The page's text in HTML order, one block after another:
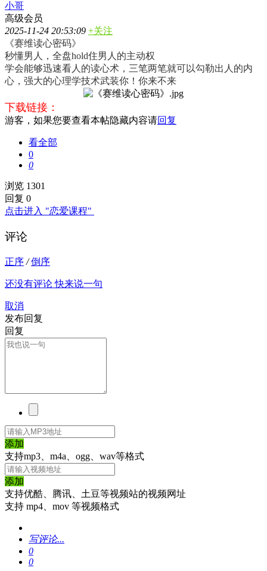
小哥
高级会员
2025-11-24 20:53:09 +关注
《赛维读心密码》
秒懂男人，全盘hold住男人的主动权
学会能够迅速看人的读心术，三笔两笔就可以勾勒出人的内
心，强大的心理学技术武装你！你来不来
下载链接：
游客，如果您要查看本帖隐藏内容请回复
看全部
0
0
浏览 1301
回复 0
点击进入 "恋爱课程"
评论
正序 / 倒序
还没有评论 快来说一句
取消
发布回复
回复
添加
支持mp3、m4a、ogg、wav等格式
添加
支持优酷、腾讯、土豆等视频站的视频网址
支持 mp4、mov 等视频格式
写评论...
0
0